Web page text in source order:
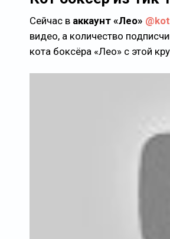
Сейчас в аккаунт «Лео»
видео, а количество
кота боксёра «Лео» с этой